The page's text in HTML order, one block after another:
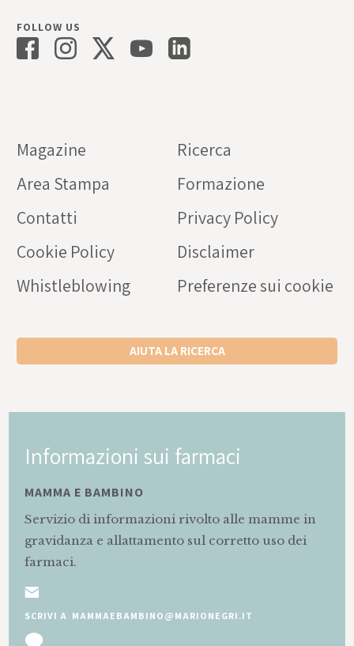
FOLLOW US
Magazine
Ricerca
Area Stampa
Formazione
Contatti
Privacy Policy
Cookie Policy
Disclaimer
Whistleblowing
Preferenze sui cookie
AIUTA LA RICERCA
Informazioni sui farmaci
MAMMA E BAMBINO
Servizio di informazioni rivolto alle mamme in
gravidanza e allattamento sul corretto uso dei
farmaci.
SCRIVI A MAMMAEBAMBINO@MARIONEGRI.IT